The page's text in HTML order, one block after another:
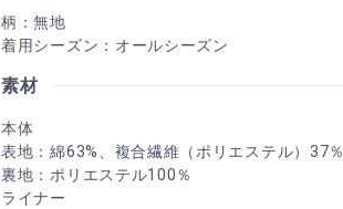
柄：無地
着用シーズン：オールシーズン
素材
本体
表地：綿63%、複合繊維（ポリエステル）37％
裏地：ポリエステル100％
ライナー